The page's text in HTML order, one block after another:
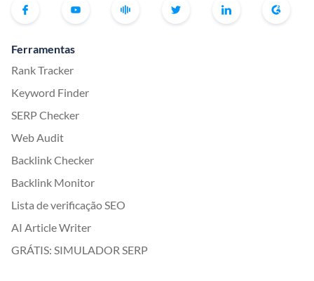
Ferramentas
Rank Tracker
Keyword Finder
SERP Checker
Web Audit
Backlink Checker
Backlink Monitor
Lista de verificação SEO
AI Article Writer
GRÁTIS: SIMULADOR SERP